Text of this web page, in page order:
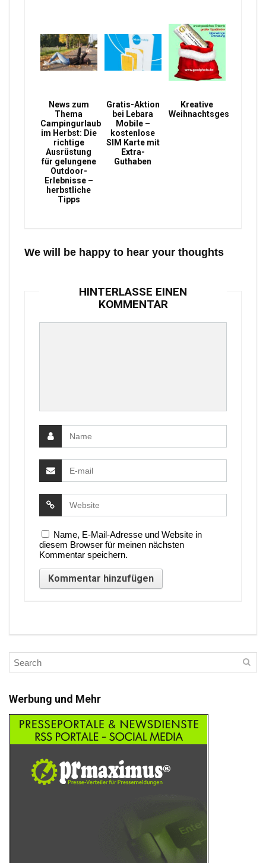
News zum
Thema
Campingurlaub
im Herbst: Die
richtige
Ausrüstung
für gelungene
Outdoor-
Erlebnisse –
herbstliche
Tipps
Gratis-Aktion
bei Lebara
Mobile –
kostenlose
SIM Karte mit
Extra-
Guthaben
Kreative
Weihnachtsgeschenke
We will be happy to hear your thoughts
HINTERLASSE EINEN
KOMMENTAR
Name, E-Mail-Adresse und Website in
diesem Browser für meinen nächsten
Kommentar speichern.
Werbung und Mehr